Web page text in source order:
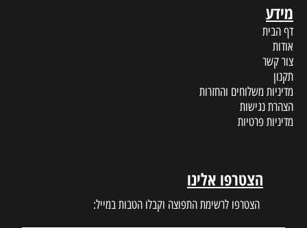
מידע
דף הבית
אודות
צור קשר
תקנון
מדיניות משלוחים והחזרות
הצהרת נגישות
מדיניות פרטיות
הצטרפו אלינו
הצטרפו לרשימת התפוצה וקבלו הטבות במייל: